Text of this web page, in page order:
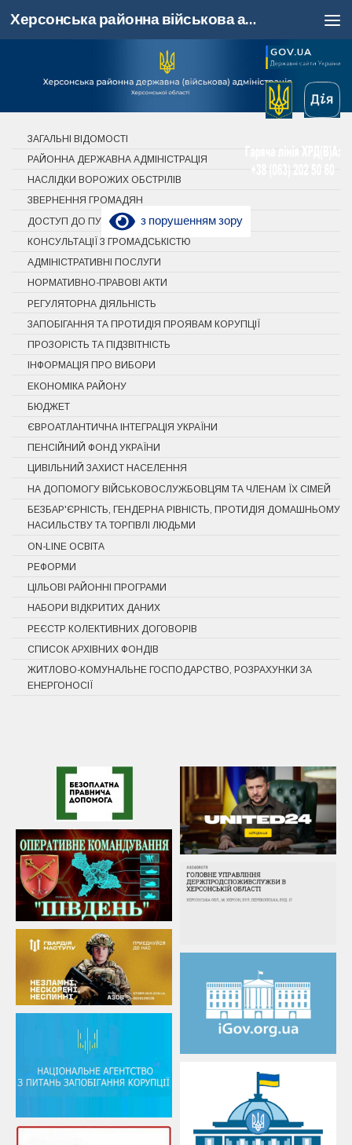
Skip to content Херсонська районна військова адміністрація, Херсонська область
з порушенням зору
ЗАГАЛЬНІ ВІДОМОСТІ
РАЙОННА ДЕРЖАВНА АДМІНІСТРАЦІЯ
НАСЛІДКИ ВОРОЖИХ ОБСТРІЛІВ
ЗВЕРНЕННЯ ГРОМАДЯН
ДОСТУП ДО ПУБЛІЧНОЇ ІНФОРМАЦІЇ
КОНСУЛЬТАЦІЇ З ГРОМАДСЬКІСТЮ
АДМІНІСТРАТИВНІ ПОСЛУГИ
НОРМАТИВНО-ПРАВОВІ АКТИ
РЕГУЛЯТОРНА ДІЯЛЬНІСТЬ
ЗАПОБІГАННЯ ТА ПРОТИДІЯ ПРОЯВАМ КОРУПЦІЇ
ПРОЗОРІСТЬ ТА ПІДЗВІТНІСТЬ
ІНФОРМАЦІЯ ПРО ВИБОРИ
ЕКОНОМІКА РАЙОНУ
БЮДЖЕТ
ЄВРОАТЛАНТИЧНА ІНТЕГРАЦІЯ УКРАЇНИ
ПЕНСІЙНИЙ ФОНД УКРАЇНИ
ЦИВІЛЬНИЙ ЗАХИСТ НАСЕЛЕННЯ
НА ДОПОМОГУ ВІЙСЬКОВОСЛУЖБОВЦЯМ ТА ЧЛЕНАМ ЇХ СІМЕЙ
БЕЗБАР'ЄРНІСТЬ, ГЕНДЕРНА РІВНІСТЬ, ПРОТИДІЯ ДОМАШНЬОМУ
НАСИЛЬСТВУ ТА ТОРГІВЛІ ЛЮДЬМИ
ON-LINE ОСВІТА
РЕФОРМИ
ЦІЛЬОВІ РАЙОННІ ПРОГРАМИ
НАБОРИ ВІДКРИТИХ ДАНИХ
РЕЄСТР КОЛЕКТИВНИХ ДОГОВОРІВ
СПИСОК АРХІВНИХ ФОНДІВ
ЖИТЛОВО-КОМУНАЛЬНЕ ГОСПОДАРСТВО, РОЗРАХУНКИ ЗА
ЕНЕРГОНОСІЇ